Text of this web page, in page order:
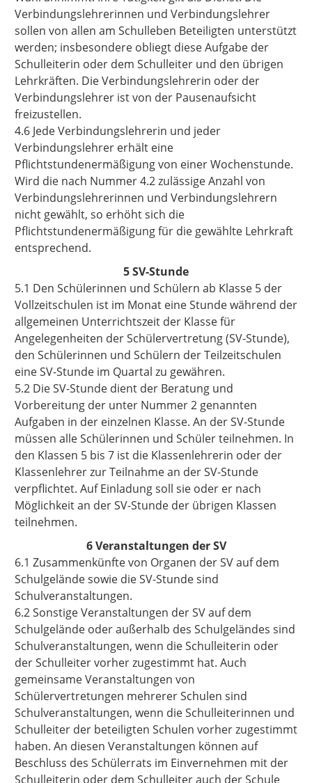
Verbindungslehrerinnen und Verbindungslehrer
sollen von allen am Schulleben Beteiligten unterstützt
werden; insbesondere obliegt diese Aufgabe der
Schulleiterin oder dem Schulleiter und den übrigen
Lehrkräften. Die Verbindungslehrerin oder der
Verbindungslehrer ist von der Pausenaufsicht
freizustellen.
4.6 Jede Verbindungslehrerin und jeder
Verbindungslehrer erhält eine
Pflichtstundenermäßigung von einer Wochenstunde.
Wird die nach Nummer 4.2 zulässige Anzahl von
Verbindungslehrerinnen und Verbindungslehrern
nicht gewählt, so erhöht sich die
Pflichtstundenermäßigung für die gewählte Lehrkraft
entsprechend.
5 SV-Stunde
5.1 Den Schülerinnen und Schülern ab Klasse 5 der
Vollzeitschulen ist im Monat eine Stunde während der
allgemeinen Unterrichtszeit der Klasse für
Angelegenheiten der Schülervertretung (SV-Stunde),
den Schülerinnen und Schülern der Teilzeitschulen
eine SV-Stunde im Quartal zu gewähren.
5.2 Die SV-Stunde dient der Beratung und
Vorbereitung der unter Nummer 2 genannten
Aufgaben in der einzelnen Klasse. An der SV-Stunde
müssen alle Schülerinnen und Schüler teilnehmen. In
den Klassen 5 bis 7 ist die Klassenlehrerin oder der
Klassenlehrer zur Teilnahme an der SV-Stunde
verpflichtet. Auf Einladung soll sie oder er nach
Möglichkeit an der SV-Stunde der übrigen Klassen
teilnehmen.
6 Veranstaltungen der SV
6.1 Zusammenkünfte von Organen der SV auf dem
Schulgelände sowie die SV-Stunde sind
Schulveranstaltungen.
6.2 Sonstige Veranstaltungen der SV auf dem
Schulgelände oder außerhalb des Schulgeländes sind
Schulveranstaltungen, wenn die Schulleiterin oder
der Schulleiter vorher zugestimmt hat. Auch
gemeinsame Veranstaltungen von
Schülervertretungen mehrerer Schulen sind
Schulveranstaltungen, wenn die Schulleiterinnen und
Schulleiter der beteiligten Schulen vorher zugestimmt
haben. An diesen Veranstaltungen können auf
Beschluss des Schülerrats im Einvernehmen mit der
Schulleiterin oder dem Schulleiter auch der Schule